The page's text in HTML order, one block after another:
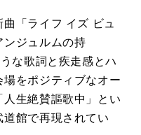
「ライフ イズ ビュ
ンジュルムの持
な歌詞と疾走感とハ
をポジティブなオー
生絶賛謳歌中」とい
館で再現されてい